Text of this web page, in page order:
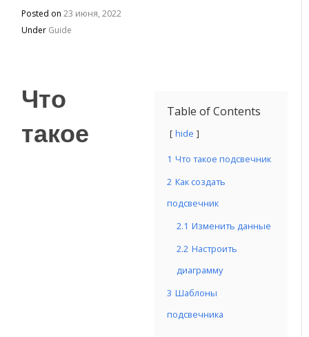
Posted on23 июня, 2022
Under Guide
Table of Contents
hide
1 Что такое подсвечник
2 Как создать
подсвечник
2.1 Изменить данные
2.2 Настроить
диаграмму
3 Шаблоны
подсвечника
Что
такое